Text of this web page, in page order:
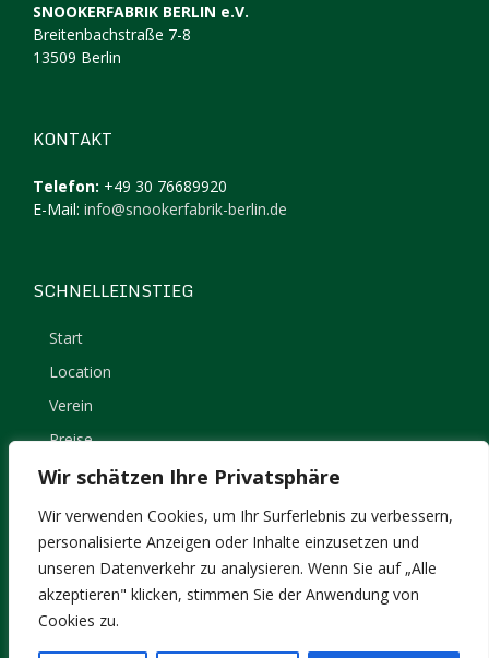
Wir schätzen Ihre Privatsphäre
Wir verwenden Cookies, um Ihr Surferlebnis zu verbessern,
personalisierte Anzeigen oder Inhalte einzusetzen und
unseren Datenverkehr zu analysieren. Wenn Sie auf „Alle
akzeptieren" klicken, stimmen Sie der Anwendung von
Cookies zu.
SNOOKERFABRIK BERLIN e.V.
Breitenbachstraße 7-8
13509 Berlin
KONTAKT
Telefon: +49 30 76689920
E-Mail: info@snookerfabrik-berlin.de
SCHNELLEINSTIEG
Start
Location
Verein
Preise
Kontakt
Impressum
Datenschutz